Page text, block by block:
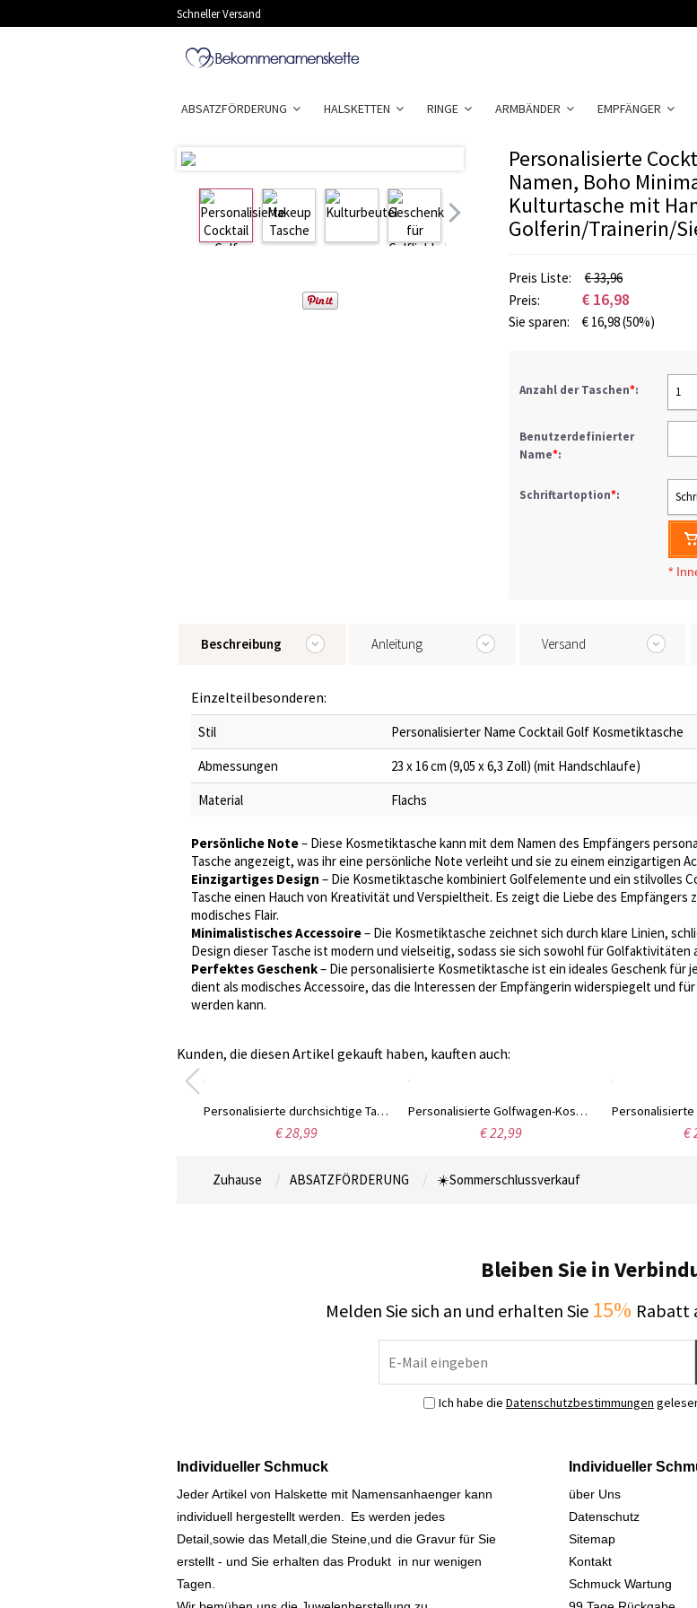
Schneller Versand
ABSATZFÖRDERUNG HALSKETTEN RINGE ARMBÄNDER EMPFÄNGER
Personalisierte
Namen, Boho
Kulturtasche mit
Golferin/Trainerin/
Preis Liste:
€ 33,96
Preis:
€ 16,98
Sie sparen: € 16,98(50%)
Anzahl der Taschen*: 1
Benutzerdefinierter
Name*:
Schriftartoption*:
* I
Beschreibung Anleitung Versand
Einzelteilbesonderen:
Stil
Personalisierter Name Cocktail Golf Kosmetiktasche
Abmessungen
23 x 16 cm (9,05 x 6,3 Zoll) (mit Handschlaufe)
Material
Flachs
Persönliche Note– Diese Kosmetiktasche kann mit dem Namen des Empfängers
Tasche angezeigt, was ihr eine persönliche Note verleiht und sie zu einem einzigartigen
Einzigartiges Design – Die Kosmetiktasche kombiniert Golfelemente und ein stilvolles
Tasche einen Hauch von Kreativität und Verspieltheit. Es zeigt die Liebe des
modisches Flair.
Minimalistisches Accessoire– Die Kosmetiktasche zeichnet sich durch klare Linien,
Design dieser Tasche ist modern und vielseitig, sodass sie sich sowohl für Golfaktivitäten
Perfektes Geschenk– Die personalisierte Kosmetiktasche ist ein ideales Geschenk für
dient als modisches Accessoire, das die Interessen der Empfängerin widerspiegelt und
werden kann.
Kunden, die diesen Artikel gekauft haben, kauften auch:
Personalisierte durchsichtige Tasche mit Chenille-Buchstaben, durchsichtige Umhängetasche, Stadion zugelassen, Stadion/Konzerte/Festivals/Gameday-Tasche, Geschenke für Besties/Freunde
€ 28,99
Personalisierte Golfwagen-Kosmetiktasche mit Handschlaufe, tragbare Golf-Make-up-Tasche mit individuellem Namen, Kultur-/Weekender-Tasche, Geschenk für Golfliebhaber/Trainer/Frauen
€ 22,99 €
Zuhause ABSATZFÖRDERUNG ☀️Sommerschlussverkauf
Bleiben Sie in
Melden Sie sich an und erhalten Sie 15% Rabatt
Ich habe die Datenschutzbestimmungen
Individueller Schmuck
Jeder Artikel von Halskette mit Namensanhaenger kann
individuell hergestellt werden.
Es werden jedes
Detail,sowie das Metall,die Steine,und die Gravur für Sie
erstellt - und Sie erhalten das Produkt in nur wenigen
Tagen.
Individueller
über Uns
Datenschutz
Sitemap
Kontakt
Schmuck Wartung